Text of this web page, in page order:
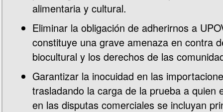
alimentaria y cultural.
Eliminar la obligación de adherirnos a
constituye una grave amenaza en contra
biocultural y los derechos de las
Garantizar la inocuidad en las
trasladando la carga de la prueba a quien
en las disputas comerciales se incluyan